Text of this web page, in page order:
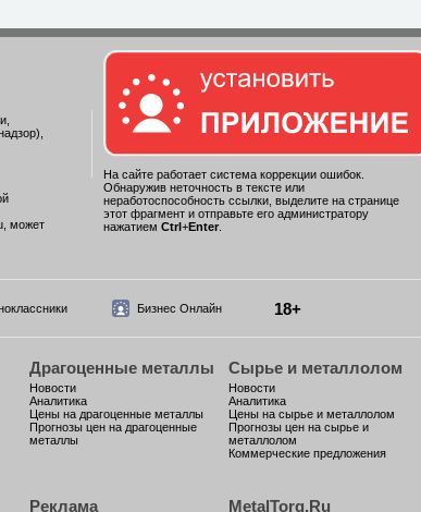
может
На сайте работает система коррекции ошибок.
Обнаружив неточность в тексте или
неработоспособность ссылки, выделите на странице
этот фрагмент и отправьте его администратору
нажатием Ctrl +Enter.
Бизнес Онлайн 18+
Драгоценные металлы
Новости
Аналитика
Цены на драгоценные металлы
Прогнозы цен на драгоценные
металлы
Сырье и металлолом
Новости
Аналитика
Цены на сырье и металлолом
Прогнозы цен на сырье и
металлолом
Коммерческие предложения
Реклама MetalTorg.Ru